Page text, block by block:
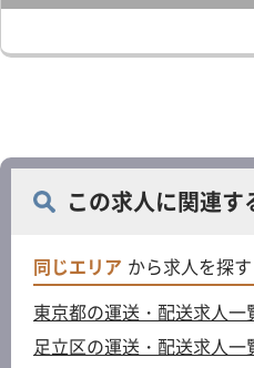
この求人に関連す
同じエリア から求人を探す
東京都の運送・配送求人一
足立区の運送・配送求人一